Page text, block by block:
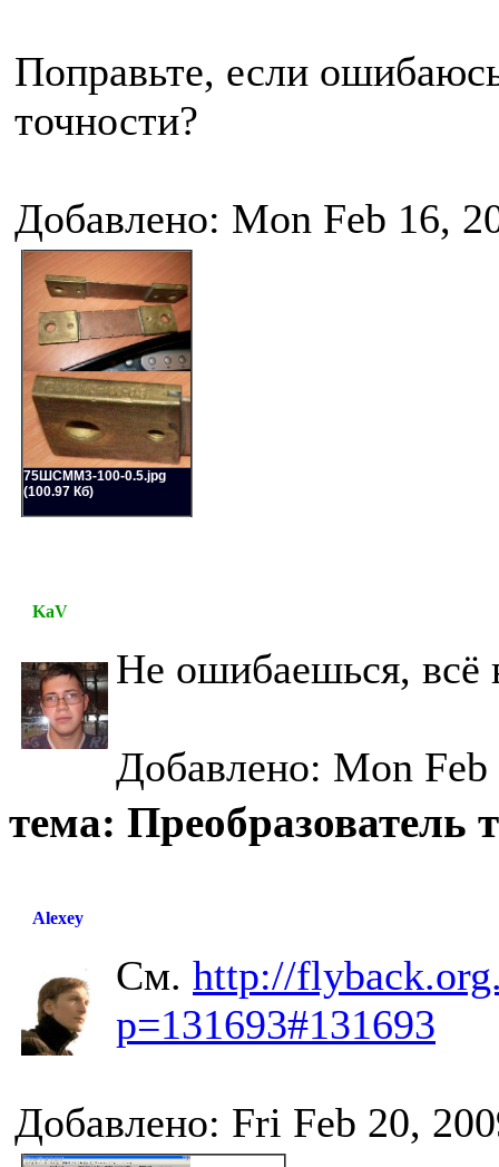
Поправьте, если
точности?
Добавлено: Mon Feb 16,
75ШСММ3-100-0.5.jpg
(100.97 Кб)
KaV
Не ошибаешься, всё
Добавлено: Mon
тема: Преобразователь
Alexey
См. http://
p=131693#131693
Добавлено: Fri Feb 20,